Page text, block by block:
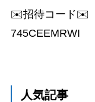
✉️招待コード✉️
745CEEMRWI
人気記事